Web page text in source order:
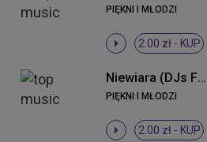
PIĘKNI I MŁODZI
2.00 zł - KUP
Niewiara (DJs From Lukow Remix)
PIĘKNI I MŁODZI
2.00 zł - KUP